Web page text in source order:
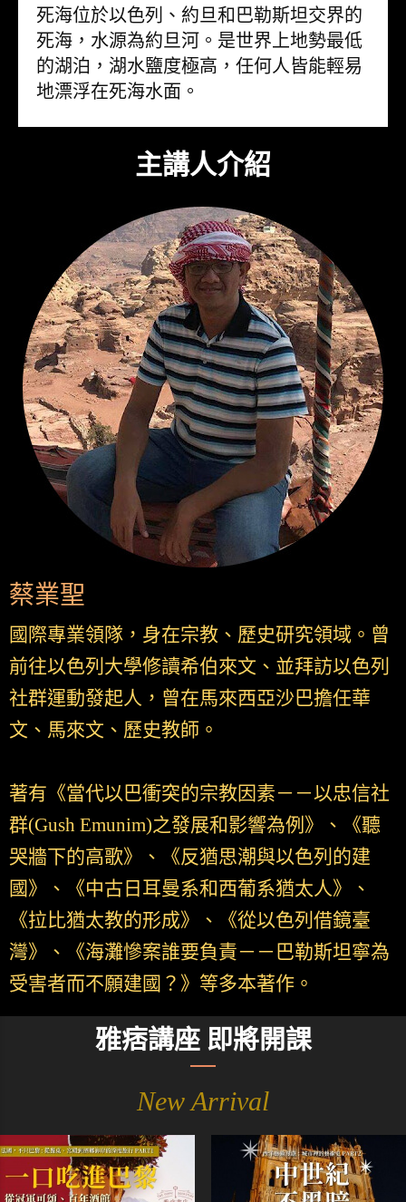
死海位於以色列、約旦和巴勒斯坦交界的
死海，水源為約旦河。是世界上地勢最低
的湖泊，湖水鹽度極高，任何人皆能輕易
地漂浮在死海水面。
主講人介紹
蔡業聖
國際專業領隊，身在宗教、歷史研究領域。曾
前往以色列大學修讀希伯來文、並拜訪以色列
社群運動發起人，曾在馬來西亞沙巴擔任華
文、馬來文、歷史教師。
著有《當代以巴衝突的宗教因素－－以忠信社
群(Gush Emunim)之發展和影響為例》、《聽
哭牆下的高歌》、《反猶思潮與以色列的建
國》、《中古日耳曼系和西葡系猶太人》、
《拉比猶太教的形成》、《從以色列借鏡臺
灣》、《海灘慘案誰要負責－－巴勒斯坦寧為
受害者而不願建國？》等多本著作。
雅痞講座 即將開課
New Arrival